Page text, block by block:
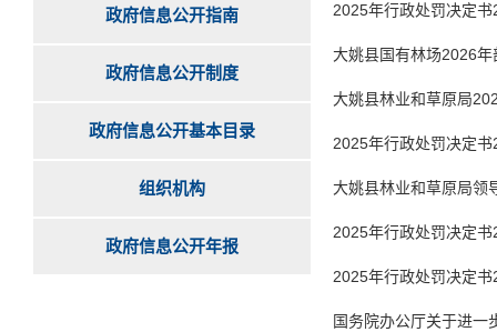
政府信息公开指南
政府信息公开制度
政府信息公开基本目录
组织机构
政府信息公开年报
2025年行政处罚决定书
大姚县国有林场2026年
大姚县林业和草原局
2025年行政处罚决定书
大姚县林业和草原局领
2025年行政处罚决定书
2025年行政处罚决定书
国务院办公厅关于进一